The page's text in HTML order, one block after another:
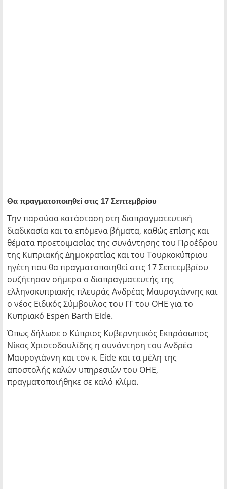
Θα πραγματοποιηθεί στις 17 Σεπτεμβρίου
Την παρούσα κατάσταση στη διαπραγματευτική
διαδικασία και τα επόμενα βήματα, καθώς επίσης και
θέματα προετοιμασίας της συνάντησης του Προέδρου
της Kuπριακής Δημοκρατίας και του Τουρκοκύπριου
ηγέτη που θα πραγματοποιηθεί στις 17 Σεπτεμβρίου
συζήτησαν σήμερα ο διαπραγματευτής της
ελληνοκυπριακής πλευράς Ανδρέας Μαυρογιάννης και
ο νέος Ειδικός Σύμβουλος του ΓΓ του ΟΗΕ για το
Κυπριακό Espen Barth Eide.
Όπως δήλωσε ο Κύπριος Κυβερνητικός Εκπρόσωπος
Νίκος Χριστοδουλίδης η συνάντηση του Ανδρέα
Μαυρογιάννη και τον κ. Eide και τα μέλη της
αποστολής καλών υπηρεσιών του ΟΗΕ,
πραγματοποιήθηκε σε καλό κλίμα.